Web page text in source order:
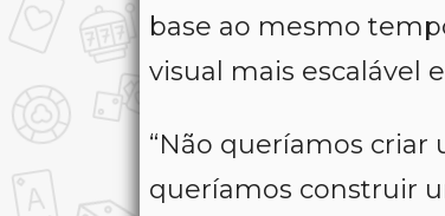
base ao mesmo
visual mais escalável
“Não queríamos criar
queríamos construir